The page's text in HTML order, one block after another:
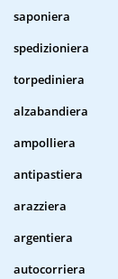
saponiera
spedizioniera
torpediniera
alzabandiera
ampolliera
antipastiera
arazziera
argentiera
autocorriera